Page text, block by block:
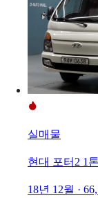
실매물
현대 포터2 1
18년 12월 ·